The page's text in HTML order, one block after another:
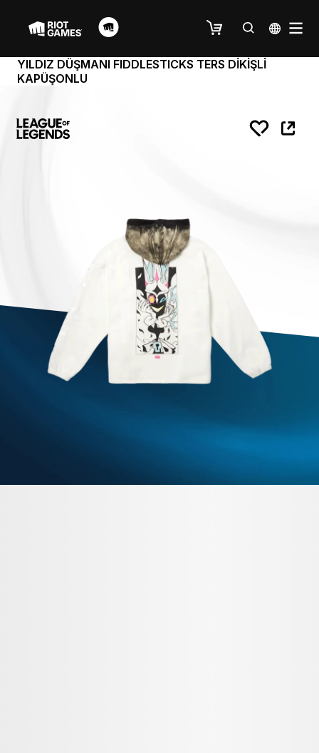
YILDIZ DÜŞMANI FIDDLESTICKS TERS DİKİŞLİ
KAPÜŞONLU